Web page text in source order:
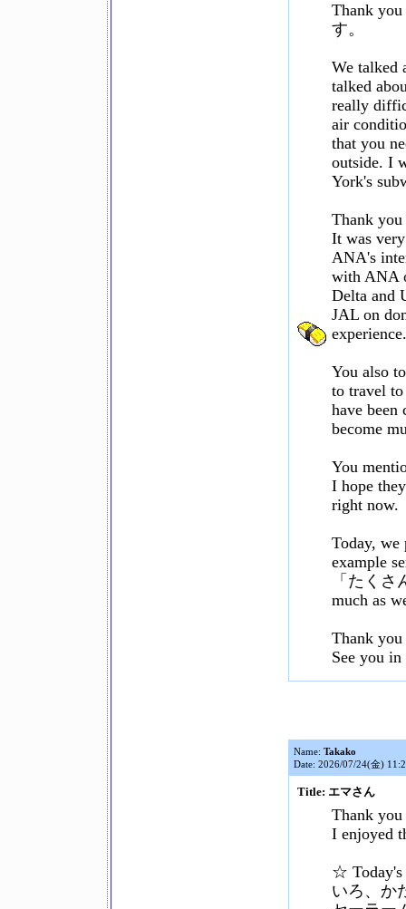
Thank
す。
We talked
talked
really
air
that you
outside. I
York's
Thank
It was
ANA's
with ANA
Delta and
JAL on
experience.
You also
to travel
have been
become
You
I hope
right now.
Today, we
example
「たく
much as
Thank
See you
Name: Takako
Date: 2026/07/24(金)
Title: エマさん
Thank
I enjoyed
☆
いろ、か